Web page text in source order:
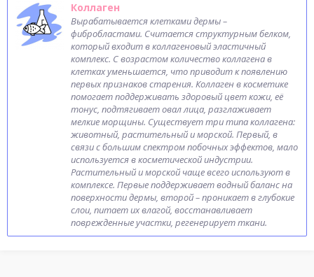
Коллаген
Вырабатывается клетками дермы –
фибробластами. Считается структурным белком,
который входит в коллагеновый эластичный
комплекс. С возрастом количество коллагена в
клетках уменьшается, что приводит к появлению
первых признаков старения. Коллаген в косметике
помогает поддерживать здоровый цвет кожи, её
тонус, подтягивает овал лица, разглаживает
мелкие морщины. Существует три типа коллагена:
животный, растительный и морской. Первый, в
связи с большим спектром побочных эффектов, мало
используется в косметической индустрии.
Растительный и морской чаще всего используют в
комплексе. Первые поддерживает водный баланс на
поверхности дермы, второй – проникает в глубокие
слои, питает их влагой, восстанавливает
поврежденные участки, регенерирует ткани.